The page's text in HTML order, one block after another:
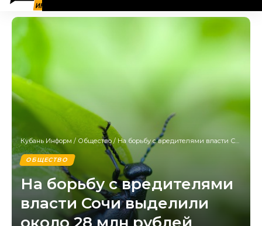
Кубань Информ / Общество / На борьбу с вредителями власти Сочи выделили около 28 млн рублей
ОБЩЕСТВО
На борьбу с вредителями
власти Сочи выделили